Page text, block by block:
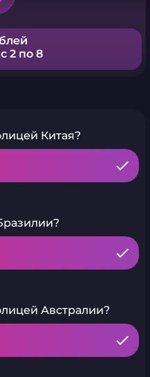
2 по 8
Китая?
Австралии?